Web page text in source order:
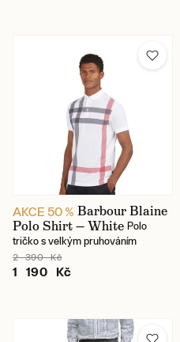
AKCE 50 % Barbour Blaine
Polo Shirt — White Polo
tričko s velkým pruhováním
2 390 Kč
1 190 Kč